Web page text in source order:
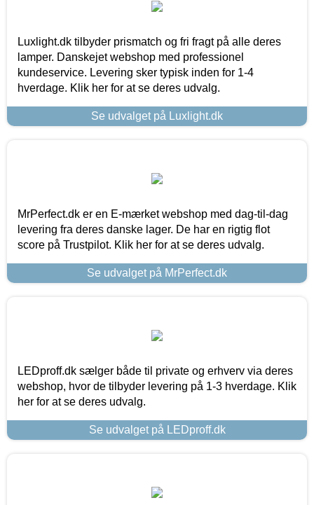
Luxlight.dk tilbyder prismatch og fri fragt på alle deres
lamper. Danskejet webshop med professionel
kundeservice. Levering sker typisk inden for 1-4
hverdage. Klik her for at se deres udvalg.
Se udvalget på Luxlight.dk
MrPerfect.dk er en E-mærket webshop med dag-til-dag
levering fra deres danske lager. De har en rigtig flot
score på Trustpilot. Klik her for at se deres udvalg.
Se udvalget på MrPerfect.dk
LEDproff.dk sælger både til private og erhverv via deres
webshop, hvor de tilbyder levering på 1-3 hverdage. Klik
her for at se deres udvalg.
Se udvalget på LEDproff.dk